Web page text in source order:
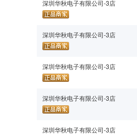
深圳华秋电子有限公司-3店
深圳华秋电子有限公司-3店
深圳华秋电子有限公司-3店
深圳华秋电子有限公司-3店
深圳华秋电子有限公司-3店